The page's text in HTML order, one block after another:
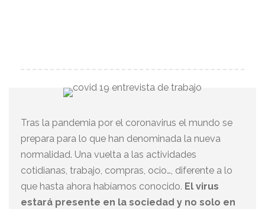
Tras la pandemia por el coronavirus el mundo se
prepara para lo que han denominada la nueva
normalidad. Una vuelta a las actividades
cotidianas, trabajo, compras, ocio…, diferente a lo
que hasta ahora habíamos conocido. El virus
estará presente en la sociedad y no solo en